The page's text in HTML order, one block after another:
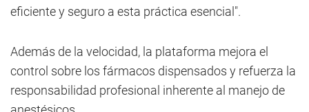
eficiente y seguro a esta práctica esencial".
Además de la velocidad, la plataforma mejora el
control sobre los fármacos dispensados y refuerza la
responsabilidad profesional inherente al manejo de